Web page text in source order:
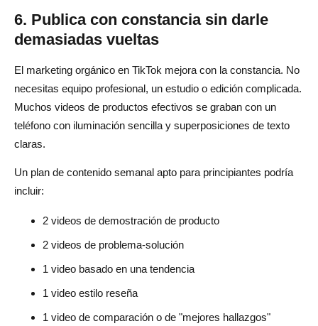
6. Publica con constancia sin darle
demasiadas vueltas
El marketing orgánico en TikTok mejora con la constancia. No
necesitas equipo profesional, un estudio o edición complicada.
Muchos videos de productos efectivos se graban con un
teléfono con iluminación sencilla y superposiciones de texto
claras.
Un plan de contenido semanal apto para principiantes podría
incluir:
2 videos de demostración de producto
2 videos de problema-solución
1 video basado en una tendencia
1 video estilo reseña
1 video de comparación o de "mejores hallazgos"